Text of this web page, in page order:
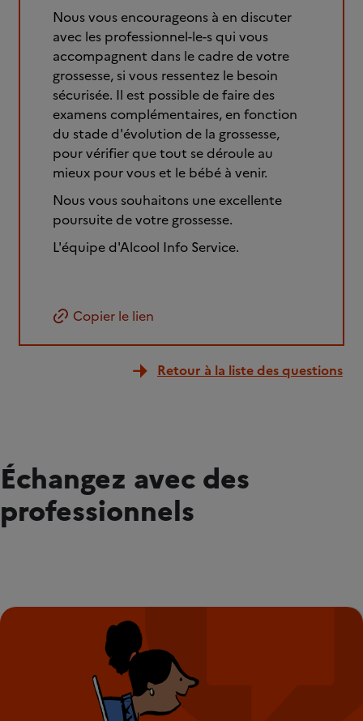
Nous vous encourageons à en discuter
avec les professionnel-le-s qui vous
accompagnent dans le cadre de votre
grossesse, si vous ressentez le besoin
sécurisée. Il est possible de faire des
examens complémentaires, en fonction
du stade d'évolution de la grossesse,
pour vérifier que tout se déroule au
mieux pour vous et le bébé à venir.
Nous vous souhaitons une excellente
poursuite de votre grossesse.
L'équipe d'Alcool Info Service.
Copier le lien
Retour à la liste des questions
Échangez avec des
professionnels